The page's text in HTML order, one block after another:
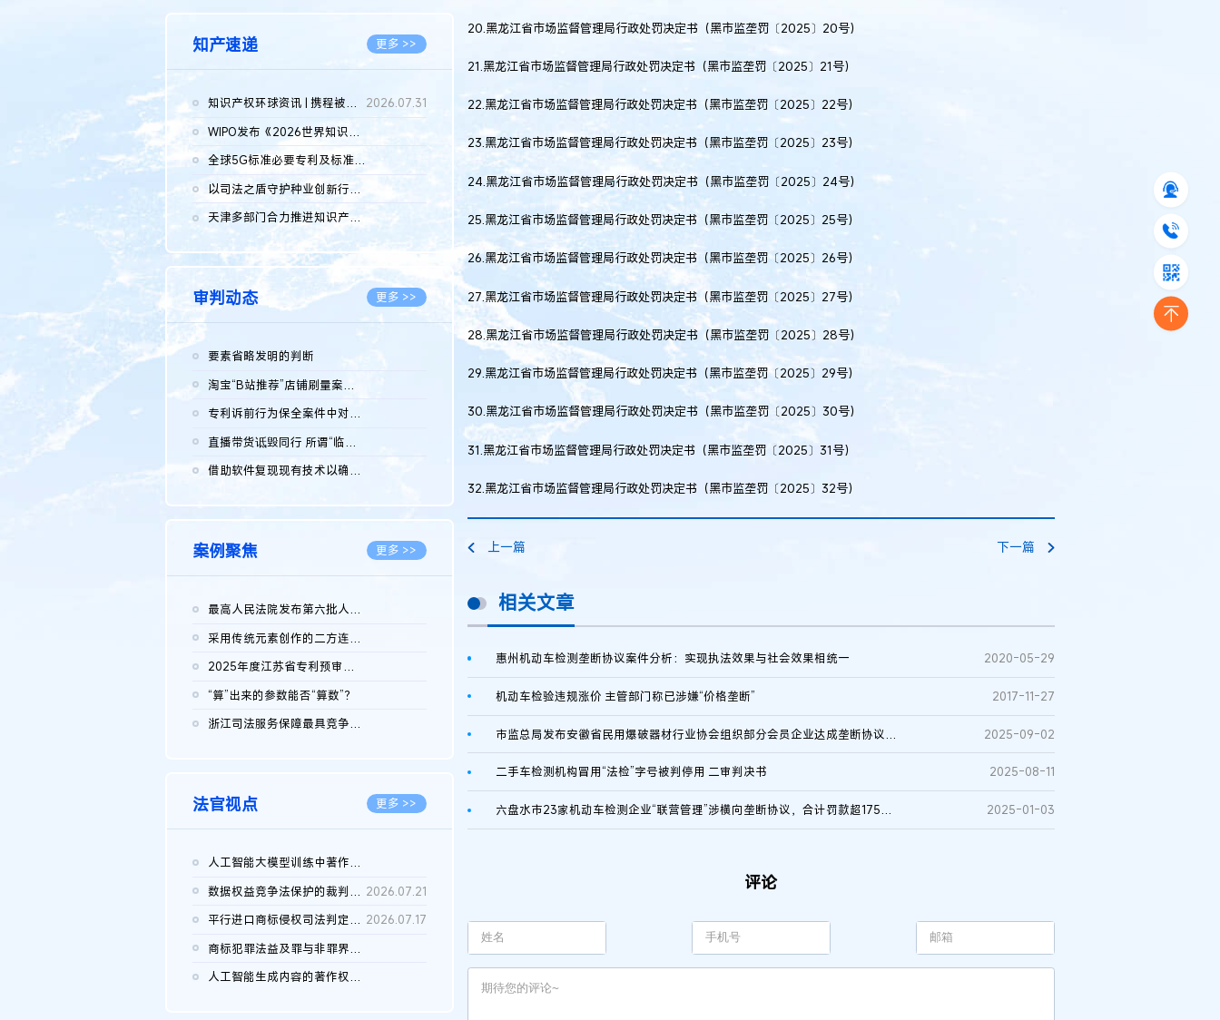
知产速递 更多 >>
知识产权环球资讯 | 携程被市监总局罚51.79亿；瑞幸泰国商标案上...
2026.07.31
WIPO发布《2026世界知识产权报告》 含报告全文
全球5G标准必要专利及标准提案研究报告（2026年）全文发布
以司法之盾守护种业创新行稳致远
2026.08.05
天津多部门合力推进知识产权保护工作
2026.08.05
审判动态 更多 >>
要素省略发明的判断
淘宝“B站推荐”店铺刷量案维持原判，两被告连带赔偿150万元
专利诉前行为保全案件中对仿制药申请人曾作出三类声明的考量及违...
直播带货诋毁同行 所谓“临场发挥”不免责
借助软件复现现有技术以确认相关参数特征是否被公开
案例聚焦 更多 >>
最高人民法院发布第六批人民法院种业知识产权司法保护典型案例 含...
采用传统元素创作的二方连续装饰图案作品的独创性及侵权对比认定
2025年度江苏省专利预审典型案例
“算”出来的参数能否“算数”？
浙江司法服务保障最具竞争力营商环境建设典型案例（第二批）含侵...
法官视点 更多 >>
人工智能大模型训练中著作权的合理使用
2026.07.28
数据权益竞争法保护的裁判路径构建 2026.07.21
平行进口商标侵权司法判定规则的困境与纾解 2026.07.17
商标犯罪法益及罪与非罪界限研究
人工智能生成内容的著作权司法认定：演进逻辑、现实困境与规则建...
20.黑龙江省市场监督管理局行政处罚决定书（黑市监垄罚〔2025〕20号）
21.黑龙江省市场监督管理局行政处罚决定书（黑市监垄罚〔2025〕21号）
22.黑龙江省市场监督管理局行政处罚决定书（黑市监垄罚〔2025〕22号）
23.黑龙江省市场监督管理局行政处罚决定书（黑市监垄罚〔2025〕23号）
24.黑龙江省市场监督管理局行政处罚决定书（黑市监垄罚〔2025〕24号）
25.黑龙江省市场监督管理局行政处罚决定书（黑市监垄罚〔2025〕25号）
26.黑龙江省市场监督管理局行政处罚决定书（黑市监垄罚〔2025〕26号）
27.黑龙江省市场监督管理局行政处罚决定书（黑市监垄罚〔2025〕27号）
28.黑龙江省市场监督管理局行政处罚决定书（黑市监垄罚〔2025〕28号）
29.黑龙江省市场监督管理局行政处罚决定书（黑市监垄罚〔2025〕29号）
30.黑龙江省市场监督管理局行政处罚决定书（黑市监垄罚〔2025〕30号）
31.黑龙江省市场监督管理局行政处罚决定书（黑市监垄罚〔2025〕31号）
32.黑龙江省市场监督管理局行政处罚决定书（黑市监垄罚〔2025〕32号）
上一篇 下一篇
相关文章
惠州机动车检测垄断协议案件分析：实现执法效果与社会效果相统一 2020-05-29
机动车检验违规涨价 主管部门称已涉嫌“价格垄断” 2017-11-27
市监总局发布安徽省民用爆破器材行业协会组织部分会员企业达成垄断协议案行政处罚决定书 2025-09-02
二手车检测机构冒用“法检”字号被判停用 二审判决书 2025-08-11
六盘水市23家机动车检测企业“联营管理”涉横向垄断协议，合计罚款超175万元 2025-01-03
评论